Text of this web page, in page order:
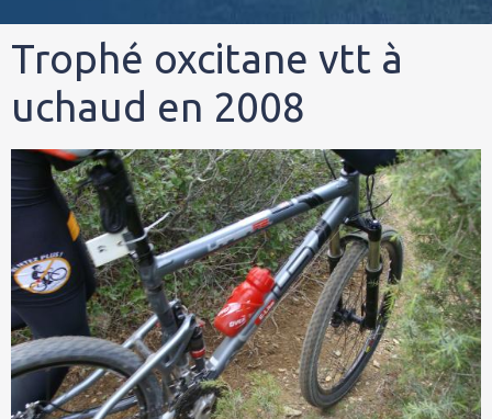
Trophé oxcitane vtt à
uchaud en 2008